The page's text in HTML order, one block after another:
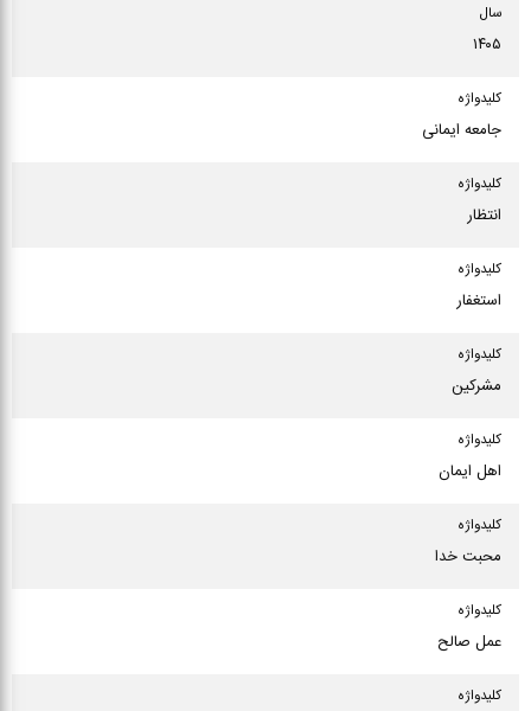
سال
۱۴۰۵
كلیدواژه
جامعه ایمانی
كلیدواژه
انتظار
كلیدواژه
استغفار
كلیدواژه
مشرکین
كلیدواژه
اهل ایمان
كلیدواژه
محبت خدا
كلیدواژه
عمل صالح
كلیدواژه